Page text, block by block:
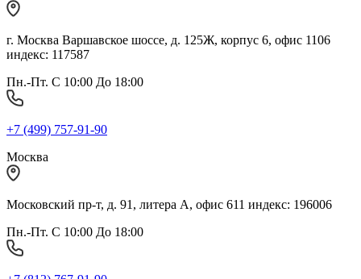
г. Москва Варшавское шоссе, д. 125Ж, корпус 6, офис 1106
индекс: 117587
Пн.-Пт. С 10:00 До 18:00
+7 (499) 757-91-90
Москва
Московский пр-т, д. 91, литера А, офис 611 индекс: 196006
Пн.-Пт. С 10:00 До 18:00